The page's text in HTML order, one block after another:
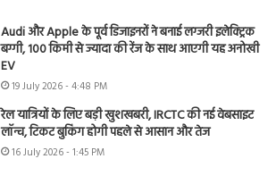
Audi और Apple के पूर्व डिजाइनरों ने बनाई लग्जरी इलेक्ट्रिक
बग्गी, 100 किमी से ज्यादा की रेंज के साथ आएगी यह अनोखी
EV
19 July 2026 - 4:48 PM
रेल यात्रियों के लिए बड़ी खुशखबरी, IRCTC की नई वेबसाइट
लॉन्च, टिकट बुकिंग होगी पहले से आसान और तेज
16 July 2026 - 1:45 PM